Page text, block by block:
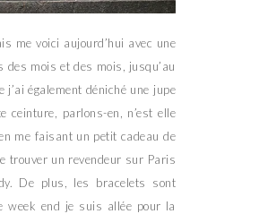
me voici aujourd’hui avec une
des mois et des mois, jusqu’au
également déniché une jupe
parlons-en, n’est elle
me faisant un petit cadeau de
trouver un revendeur sur Paris
De plus, les bracelets sont
week end je suis allée pour la